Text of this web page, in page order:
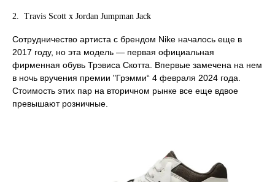
2. Travis Scott x Jordan Jumpman Jack
Сотрудничество артиста с брендом Nike началось еще в
2017 году, но эта модель — первая официальная
фирменная обувь Трэвиса Скотта. Впервые замечена на нем
в ночь вручения премии "Грэмми“ 4 февраля 2024 года.
Стоимость этих пар на вторичном рынке все еще вдвое
превышают розничные.